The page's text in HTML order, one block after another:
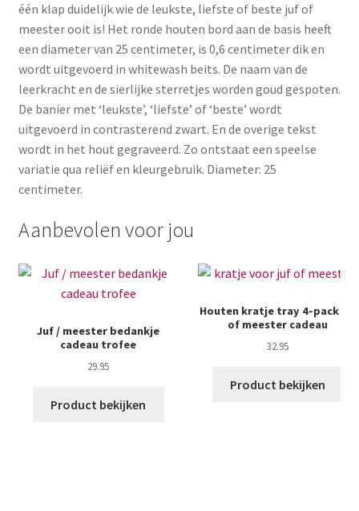
één klap duidelijk wie de leukste, liefste of beste juf of
meester ooit is! Het ronde houten bord aan de basis heeft
een diameter van 25 centimeter, is 0,6 centimeter dik en
wordt uitgevoerd in whitewash beits. De naam van de
leerkracht en de sierlijke sterretjes worden goud gespoten.
De banier met ‘leukste’, ‘liefste’ of ‘beste’ wordt
uitgevoerd in contrasterend zwart. En de overige tekst
wordt in het hout gegraveerd. Zo ontstaat een speelse
variatie qua reliëf en kleurgebruik. Diameter: 25
centimeter.
Aanbevolen voor jou
Juf / meester bedankje
cadeau trofee
29.95
Product bekijken
Houten kratje tray 4-pack juf
of meester cadeau
32.95
Product bekijken